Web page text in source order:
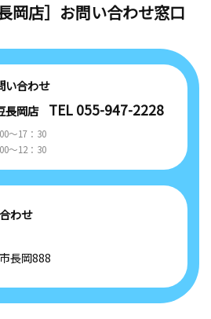
岡店］お問い合わせ窓口
い合わせ
長岡店
TEL 055-947-2228
～17：30
12：30
わせ
長岡888